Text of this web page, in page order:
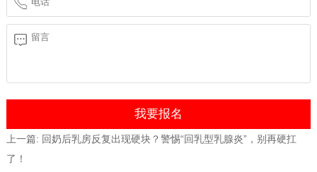
上一篇: 回奶后乳房反复出现硬块？警惕“回乳型乳腺炎”，别再硬扛
了！